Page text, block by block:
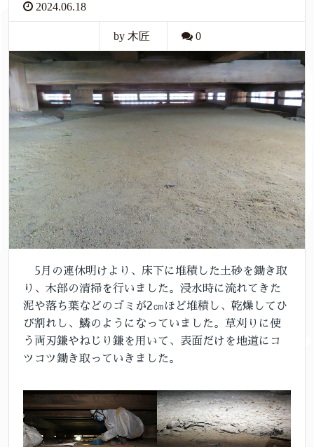
2024.06.18
by 木匠 0
5月の連休明けより、床下に堆積した土砂を鋤き取
り、木部の清掃を行いました。浸水時に流れてきた
泥や落ち葉などのゴミが2㎝ほど堆積し、乾燥してひ
び割れし、鱗のようになっていました。草刈りに使
う両刃鎌やねじり鎌を用いて、表面だけを地道にコ
ツコツ鋤き取っていきました。